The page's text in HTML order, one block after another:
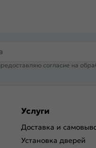
согласие на
Услуги
Доставка и
Установка дверей